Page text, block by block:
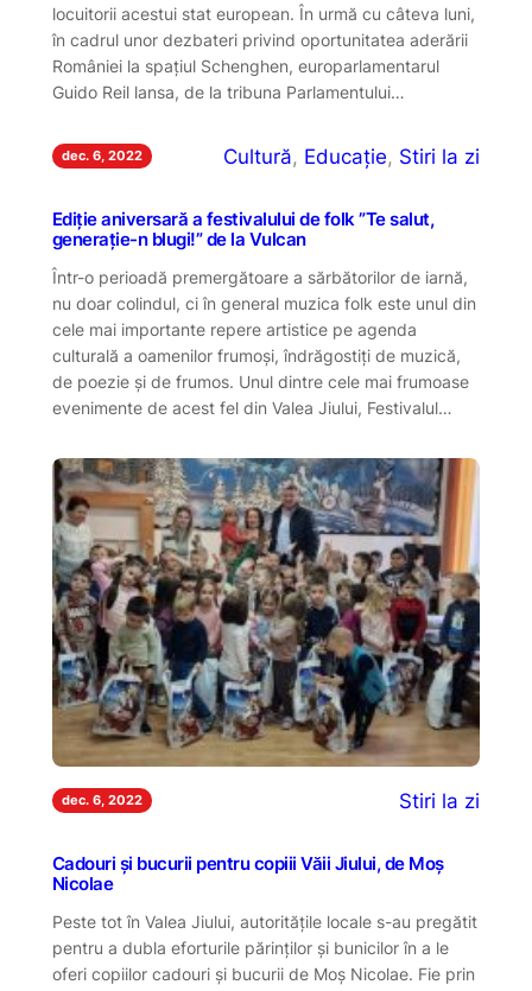
locuitorii acestui stat european. În urmă cu câteva luni,
în cadrul unor dezbateri privind oportunitatea aderării
României la spațiul Schenghen, europarlamentarul
Guido Reil lansa, de la tribuna Parlamentului…
dec. 6, 2022 Cultură, Educație, Stiri la zi
Ediție aniversară a festivalului de folk ”Te salut,
generație-n blugi!” de la Vulcan
Într-o perioadă premergătoare a sărbătorilor de iarnă,
nu doar colindul, ci în general muzica folk este unul din
cele mai importante repere artistice pe agenda
culturală a oamenilor frumoși, îndrăgostiți de muzică,
de poezie și de frumos. Unul dintre cele mai frumoase
evenimente de acest fel din Valea Jiului, Festivalul…
dec. 6, 2022 Stiri la zi
Cadouri și bucurii pentru copiii Văii Jiului, de Moș
Nicolae
Peste tot în Valea Jiului, autoritățile locale s-au pregătit
pentru a dubla eforturile părinților și bunicilor în a le
oferi copiilor cadouri și bucurii de Moș Nicolae. Fie prin